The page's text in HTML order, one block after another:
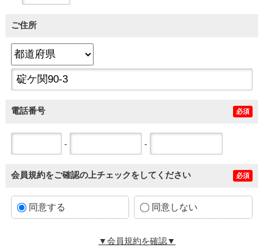
ご住所
電話番号 必須
- -
会員規約をご確認の上チェックをしてください 必須
同意する 同意しない
▼会員規約を確認▼